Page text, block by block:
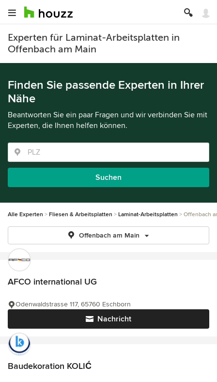
Experten für Laminat-Arbeitsplatten in
Offenbach am Main
Finden Sie passende Experten in Ihrer
Nähe
Beantworten Sie ein paar Fragen und wir verbinden Sie mit
Experten, die Ihnen helfen können.
Suchen
Alle Experten Fliesen & Arbeitsplatten Laminat-Arbeitsplatten Offenbach
Offenbach am Main
AFCO international UG
Nachricht
Odenwaldstrasse 117, 65760 Eschborn
Baudekoration KOLIĆ